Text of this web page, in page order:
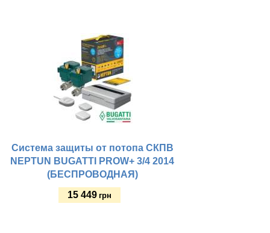
Система защиты от потопа СКПВ
NEPTUN BUGATTI PROW+ 3/4 2014
(БЕСПРОВОДНАЯ)
15 449 грн